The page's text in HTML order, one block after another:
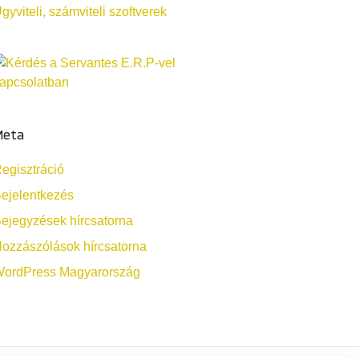
számviteli szoftverek
hírcsatorna
hírcsatorna
Magyarország